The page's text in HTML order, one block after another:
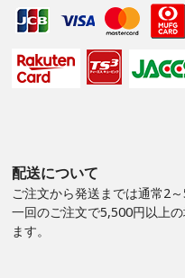
配送について
ご注文から発送までは通常2
一回のご注文で5,500円以上
ます。